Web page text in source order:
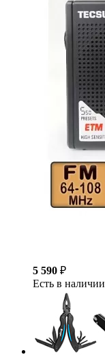
5 590 ₽
Есть в наличии